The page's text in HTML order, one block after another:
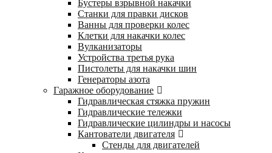
Бустеры взрывной накачки
Станки для правки дисков
Ванны для проверки колес
Клетки для накачки колес
Вулканизаторы
Устройства третья рука
Пистолеты для накачки шин
Генераторы азота
Гаражное оборудование
Гидравлическая стяжка пружин
Гидравлические тележки
Гидравлические цилиндры и насосы
Кантователи двигателя
Стенды для двигателей